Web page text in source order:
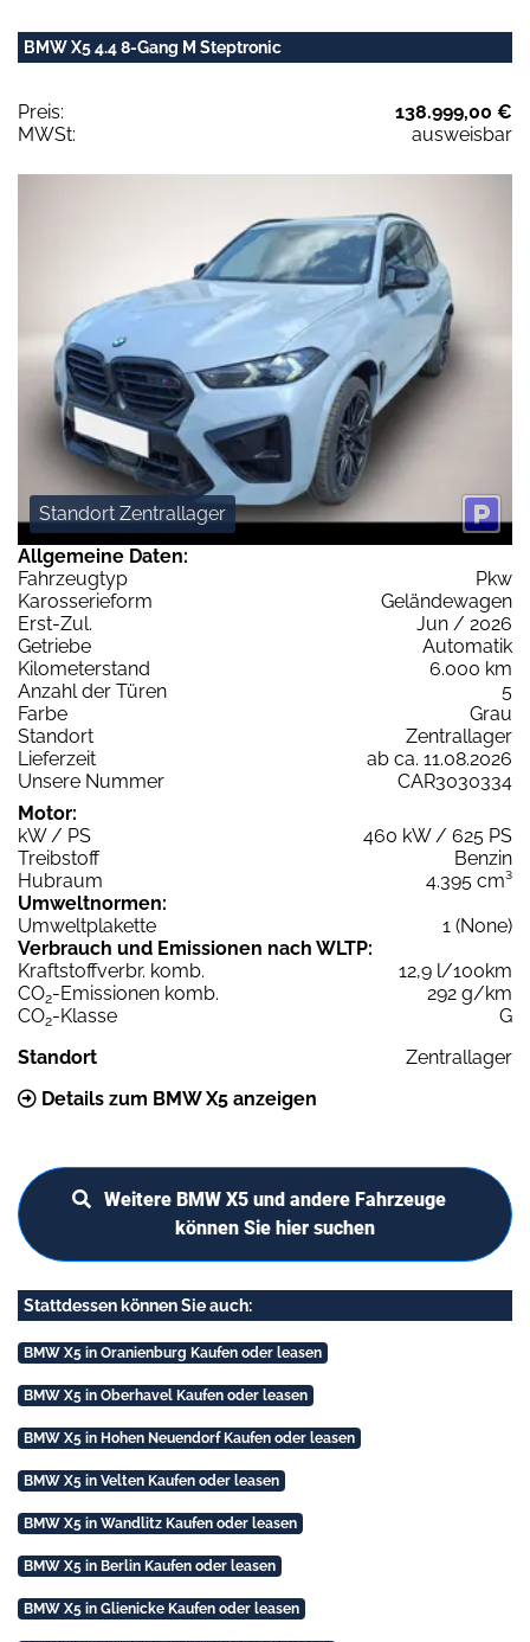
BMW X5 4.4 8-Gang M Steptronic
Preis:
138.999,00 €
MWSt:
ausweisbar
Standort Zentrallager
Allgemeine Daten:
Fahrzeugtyp
Pkw
Karosserieform
Geländewagen
Erst-Zul.
Jun / 2026
Getriebe
Automatik
Kilometerstand
6.000 km
Anzahl der Türen
5
Farbe
Grau
Standort
Zentrallager
Lieferzeit
ab ca. 11.08.2026
Unsere Nummer
CAR3030334
Motor:
kW / PS
460 kW / 625 PS
Treibstoff
Benzin
Hubraum
4.395 cm³
Umweltnormen:
Umweltplakette
1 (None)
Verbrauch und Emissionen nach WLTP:
Kraftstoffverbr. komb.
12,9 l/100km
CO2-Emissionen komb.
292 g/km
CO2-Klasse
G
Standort
Zentrallager
Details zum BMW X5 anzeigen
Weitere BMW X5 und andere Fahrzeuge
können Sie hier suchen
Stattdessen können Sie auch:
BMW X5 in Oranienburg Kaufen oder leasen
BMW X5 in Oberhavel Kaufen oder leasen
BMW X5 in Hohen Neuendorf Kaufen oder leasen
BMW X5 in Velten Kaufen oder leasen
BMW X5 in Wandlitz Kaufen oder leasen
BMW X5 in Berlin Kaufen oder leasen
BMW X5 in Glienicke Kaufen oder leasen